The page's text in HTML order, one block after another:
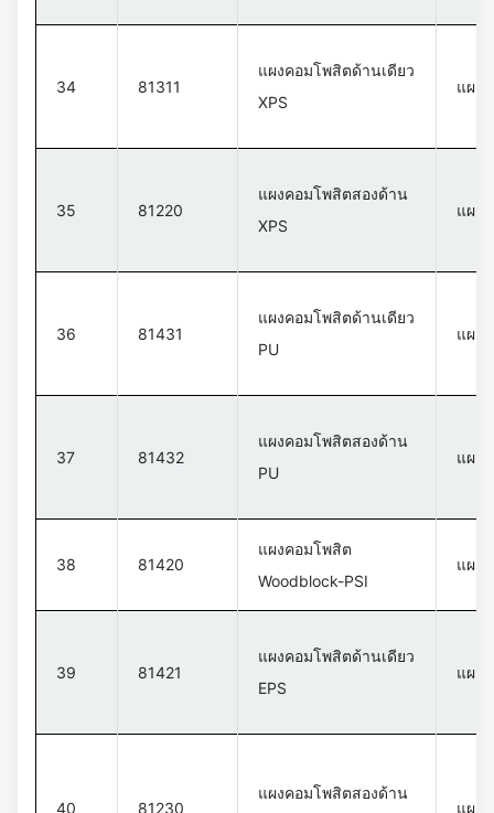
34 81311
แผงคอมโพสิตด้านเดียว
XPS
แผง
35 81220
แผงคอมโพสิตสองด้าน
XPS
แผง
36 81431
แผงคอมโพสิตด้านเดียว
PU
แผง
37 81432
แผงคอมโพสิตสองด้าน
PU
แผง
38 81420
แผงคอมโพสิต
Woodblock-PSI
แผง
39 81421
แผงคอมโพสิตด้านเดียว
EPS
แผง
40 81230
แผงคอมโพสิตสองด้าน
แผง